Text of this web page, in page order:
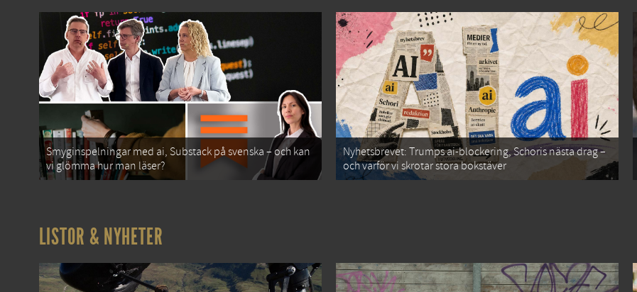
Smyginspelningar med ai, Substack på svenska – och kan
vi glömma hur man läser?
Nyhetsbrevet: Trumps ai-blockering, Schoris nästa drag –
och varför vi skrotar stora bokstäver
LISTOR & NYHETER